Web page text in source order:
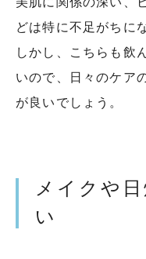
どは特に不足がちに
しかし、こちらも飲
いので、日々のケア
が良いでしょう。
メイクや
い